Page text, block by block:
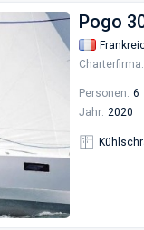
Pogo
Charterfirma:
Personen: 6
Jahr: 2020